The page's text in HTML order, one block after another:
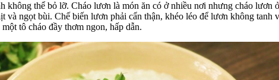
không thể bỏ lỡ. Cháo lươn là món ăn có ở nhiều nơi nhưng cháo lươn
và ngọt bùi. Chế biến lươn phải cẩn thận, khéo léo để lươn không
tô cháo đầy thơm ngon, hấp dẫn.